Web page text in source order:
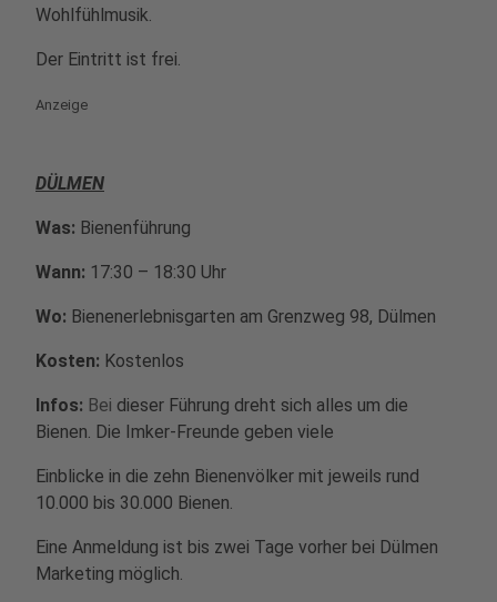
Wohlfühlmusik.
Der Eintritt ist frei.
Anzeige
DÜLMEN
Was: Bienenführung
Wann: 17:30 – 18:30 Uhr
Wo: Bienenerlebnisgarten am Grenzweg 98, Dülmen
Kosten: Kostenlos
Infos: Bei dieser Führung dreht sich alles um die
Bienen. Die Imker-Freunde geben viele
Einblicke in die zehn Bienenvölker mit jeweils rund
10.000 bis 30.000 Bienen.
Eine Anmeldung ist bis zwei Tage vorher bei Dülmen
Marketing möglich.